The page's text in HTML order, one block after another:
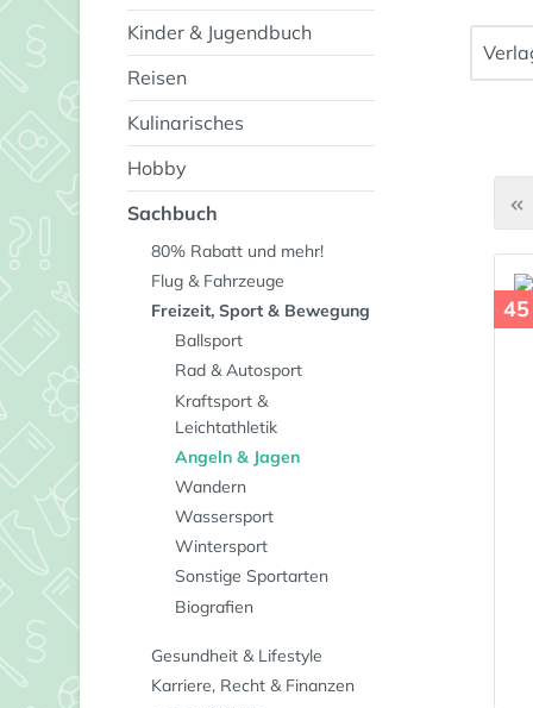
Kinder & Jugendbuch
Reisen
Kulinarisches
Hobby
Sachbuch
80% Rabatt und mehr!
Flug & Fahrzeuge
Freizeit, Sport & Bewegung
Ballsport
Rad & Autosport
Kraftsport &
Leichtathletik
Angeln & Jagen
Wandern
Wassersport
Wintersport
Sonstige Sportarten
Biografien
Gesundheit & Lifestyle
Karriere, Recht & Finanzen